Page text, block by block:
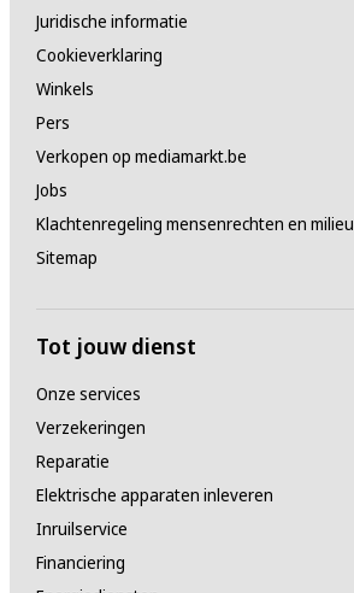
Juridische informatie
Cookieverklaring
Winkels
Pers
Verkopen op mediamarkt.be
Jobs
Klachtenregeling mensenrechten en milieu
Sitemap
Tot jouw dienst
Onze services
Verzekeringen
Reparatie
Elektrische apparaten inleveren
Inruilservice
Financiering